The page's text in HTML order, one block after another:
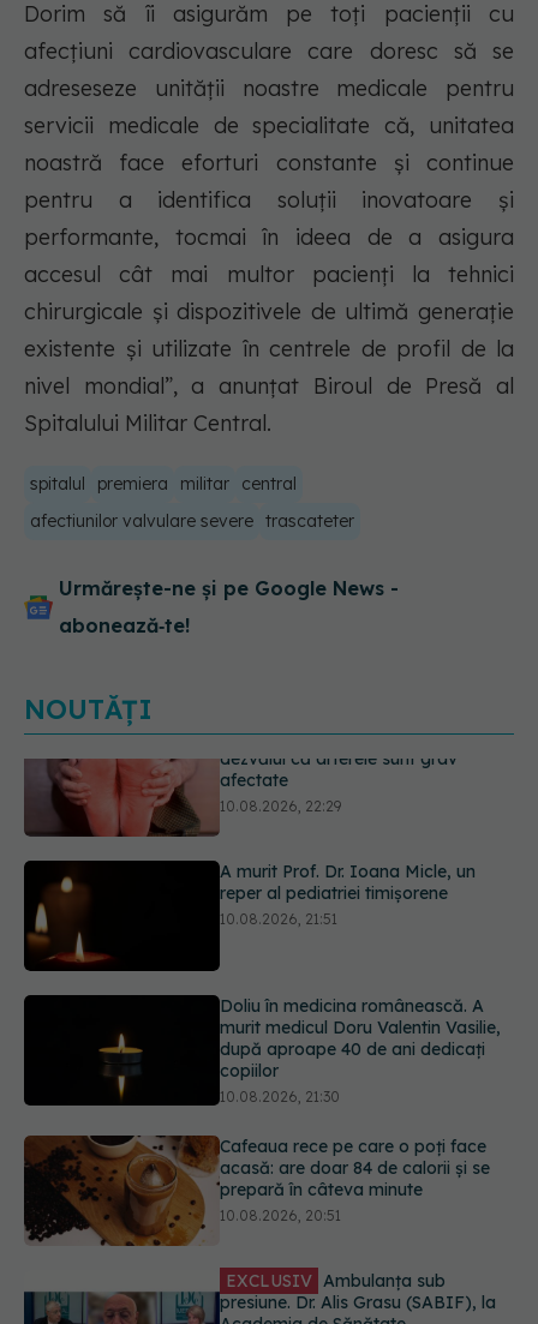
Dorim să îi asigurăm pe toți pacienții cu
afecțiuni cardiovasculare care doresc să se
adreseseze unității noastre medicale pentru
servicii medicale de specialitate că, unitatea
noastră face eforturi constante și continue
pentru a identifica soluții inovatoare și
performante, tocmai în ideea de a asigura
accesul cât mai multor pacienți la tehnici
chirurgicale și dispozitivele de ultimă generație
existente și utilizate în centrele de profil de la
nivel mondial”, a anunțat Biroul de Presă al
Spitalului Militar Central.
spitalul premiera militar
central
afectiunilor valvulare severe trascateter
Urmărește-ne și pe Google News -
abonează‑te!
NOUTĂȚI
reper al pediatriei timișorene
Doliu în medicina românească. A
10.08.2026, 21:30
Cafeaua rece pe care o poți face
acasă: are doar 84 de calorii și se
prepară în câteva minute
10.08.2026, 20:51
EXCLUSIV Ambulanța sub
presiune. Dr. Alis Grasu (SABIF), la
10.08.2026, 20:19